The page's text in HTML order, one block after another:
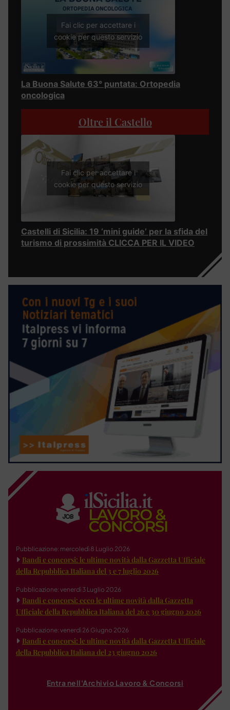
Fai clic per accettare i
cookie per questo servizio
La Buona Salute 63° puntata: Ortopedia
oncologica
Oltre il Castello
Fai clic per accettare i
cookie per questo servizio
Castelli di Sicilia: 19 ‘mini guide’ per la sfida del
turismo di prossimità CLICCA PER IL VIDEO
Pubblicazione: mercoledì 8 Luglio 2026
Bandi e concorsi: le ultime novità dalla Gazzetta Ufficiale
della Repubblica Italiana del 3 e 7 luglio 2026
Pubblicazione: venerdì 3 Luglio 2026
Bandi e concorsi: ecco le ultime novità dalla Gazzetta
Ufficiale della Repubblica Italiana del 26 e 30 giugno 2026
Pubblicazione: venerdì 26 Giugno 2026
Bandi e concorsi: le ultime novità dalla Gazzetta Ufficiale
della Repubblica Italiana del 23 giugno 2026
Entra nell'Archivio Lavoro & Concorsi